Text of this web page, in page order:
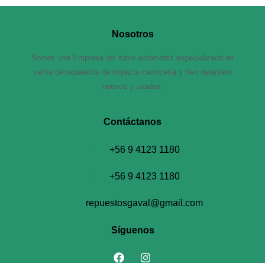
Nosotros
Somos una Empresa del rubro automotriz especializada en
venta de repuestos de impacto carrocería y tren delantero
nuevos y usados.
Contáctanos​
+56 9 4123 1180
+56 9 4123 1180
repuestosgaval@gmail.com
Síguenos